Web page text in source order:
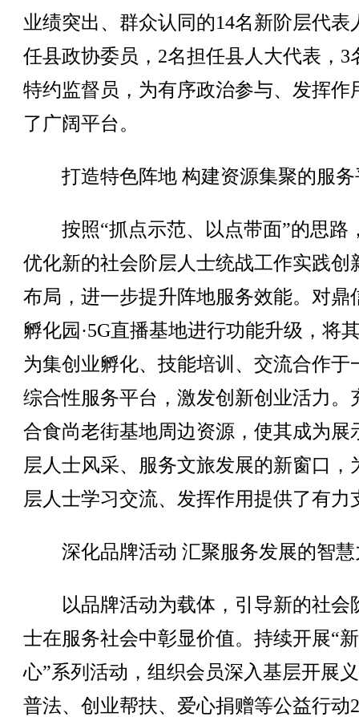
业绩突出、群众认同的14名新阶层代表
任县政协委员，2名担任县人大代表，3
特约监督员，为有序政治参与、发挥作
了广阔平台。
打造特色阵地 构建资源集聚的服务
按照“抓点示范、以点带面”的思路
优化新的社会阶层人士统战工作实践创
布局，进一步提升阵地服务效能。对鼎
孵化园·5G直播基地进行功能升级，将
为集创业孵化、技能培训、交流合作于
综合性服务平台，激发创新创业活力。
合食尚老街基地周边资源，使其成为展
层人士风采、服务文旅发展的新窗口，
层人士学习交流、发挥作用提供了有力
深化品牌活动 汇聚服务发展的智慧
以品牌活动为载体，引导新的社会
士在服务社会中彰显价值。持续开展“
心”系列活动，组织会员深入基层开展
普法、创业帮扶、爱心捐赠等公益行动